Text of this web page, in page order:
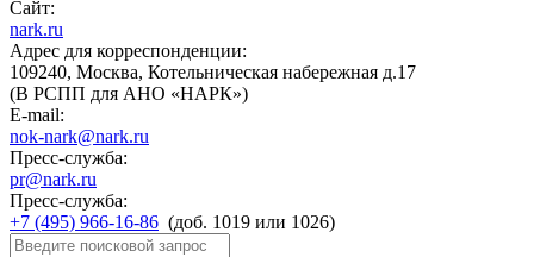
Сайт:
nark.ru
Адрес для корреспонденции:
109240, Москва, Котельническая набережная д.17
(В РСПП для АНО «НАРК»)
E-mail:
nok-nark@nark.ru
Пресс-служба:
pr@nark.ru
Пресс-служба:
+7 (495) 966-16-86 (доб. 1019 или 1026)